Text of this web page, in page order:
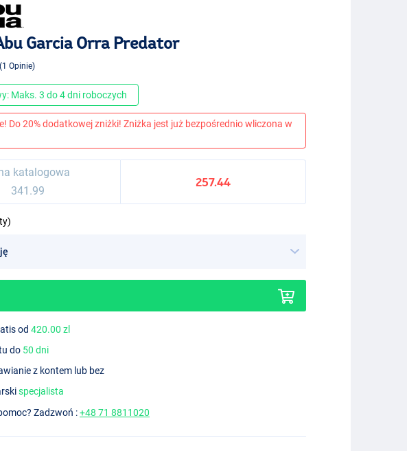
Garcia Orra Predator
(1 Opinie)
Maks. 3 do 4 dni roboczych
Do 20% dodatkowej zniżki! Zniżka jest już bezpośrednio wliczona w
katalogowa
341.99
257.44
od420.00 zl
do 50 dni
z kontem lub bez
specjalista
Zadzwoń :+48 71 8811020